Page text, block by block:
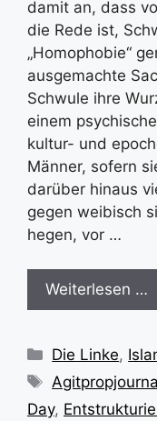
damit an, dass
die Rede ist,
„Homophobie“
ausgemachte
Schwule ihre
einem
kultur- und
Männer, sofern
darüber hinaus
gegen weibisch
hegen, vor …
Weiterlesen …
Kategorien
Die Linke,
Schlagwörter
Day,